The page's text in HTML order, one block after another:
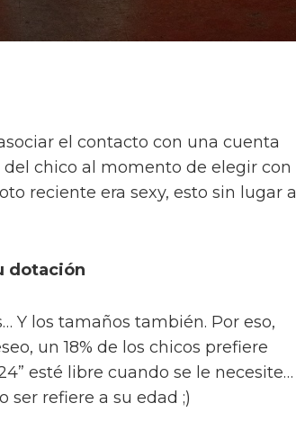
el contacto con una cuenta
chico al momento de elegir con
reciente era sexy, esto sin lugar a
dotación
Y los tamaños también. Por eso,
un 18% de los chicos prefiere
esté libre cuando se le necesite…
ser refiere a su edad ;)